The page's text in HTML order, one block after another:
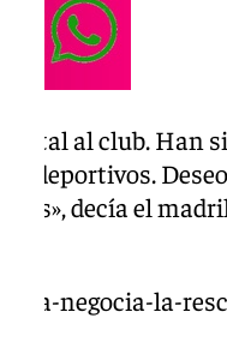
total al club. Han
deportivos.
decía el
negocia-la-